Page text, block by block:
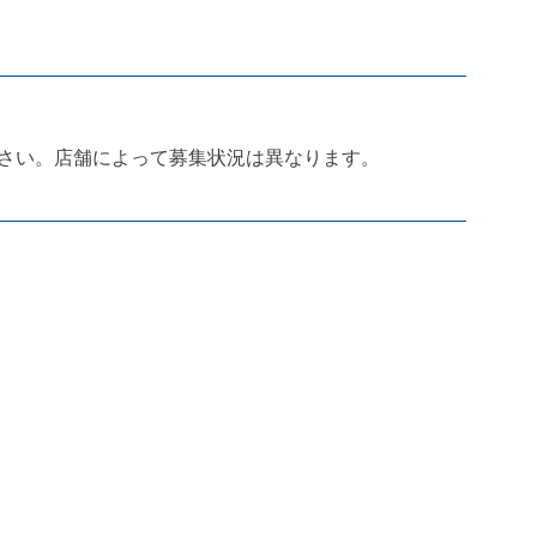
。店舗によって募集状況は異なります。